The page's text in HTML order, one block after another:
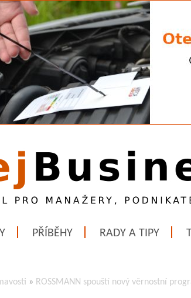
PŘÍBĚHY RADY A TIPY
» ROSSMANN spouští nový věrnostní